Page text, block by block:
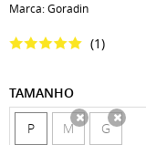
Marca:Goradin
(1)
TAMANHO
P Mx Gx